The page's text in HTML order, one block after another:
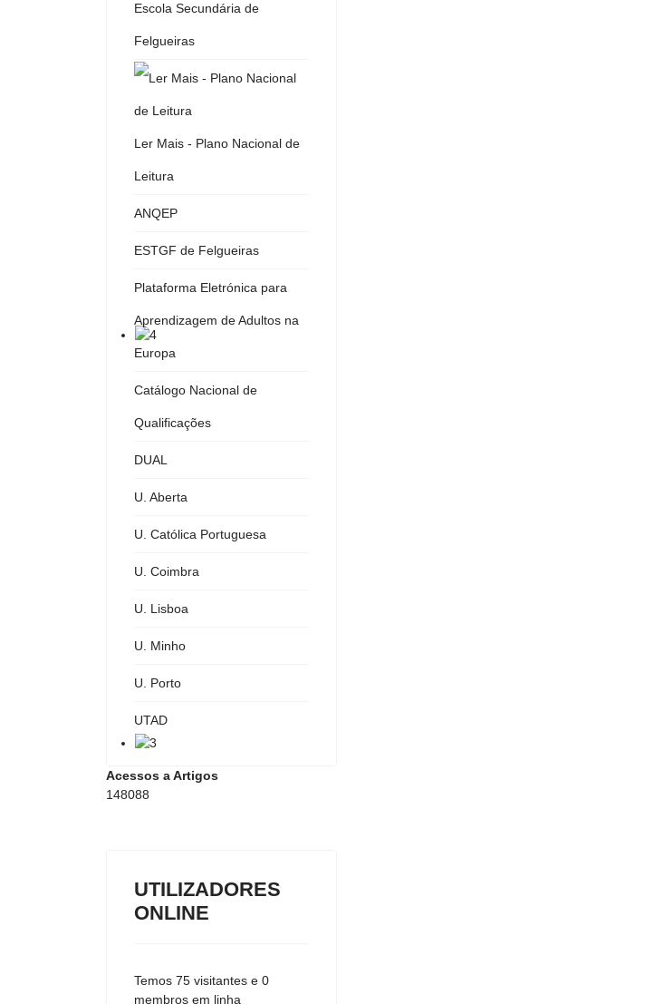
Escola Secundária de
Felgueiras
Ler Mais - Plano Nacional de
Leitura
ANQEP
ESTGF de Felgueiras
Plataforma Eletrónica para
Aprendizagem de Adultos na
Europa
Catálogo Nacional de
Qualificações
DUAL
U. Aberta
U. Católica Portuguesa
U. Coimbra
U. Lisboa
U. Minho
U. Porto
UTAD
Acessos a Artigos
148088
UTILIZADORES
ONLINE
Temos 75 visitantes e 0
membros em linha